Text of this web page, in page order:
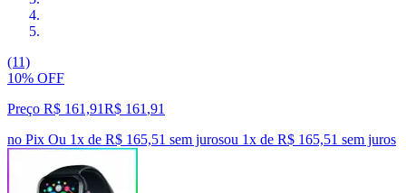
(11)
10% OFF
Preço R$ 161,91R$ 161 ,91
no Pix Ou 1x de R$ 165,51 sem jurosou 1x de R$ 165,51 sem juros